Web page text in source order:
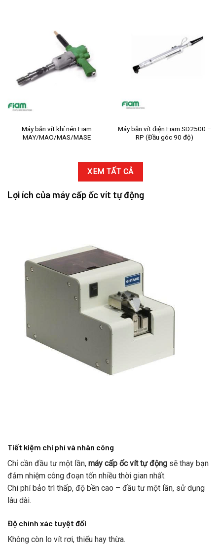
Máy bắn vít khí nén Fiam
MAY/MAO/MAS/MASE
Máy bắn vít điện Fiam SD2500 –
RP (Đầu góc 90 độ)
XEM TẤT CẢ
Lợi ích của máy cấp ốc vít tự động
Tiết kiệm chi phí và nhân công
Chỉ cần đầu tư một lần, máy cấp ốc vít tự động sẽ thay bạn
đảm nhiệm công đoạn tốn nhiều thời gian nhất.
Chi phí bảo trì thấp, độ bền cao – đầu tư một lần, sử dụng
lâu dài.
Độ chính xác tuyệt đối
Không còn lo vít rơi, thiếu hay thừa.